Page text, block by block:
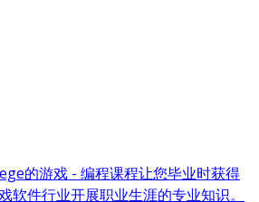
的游戏 - 编程课程让您毕业时获得
软件行业开展职业生涯的专业知识。